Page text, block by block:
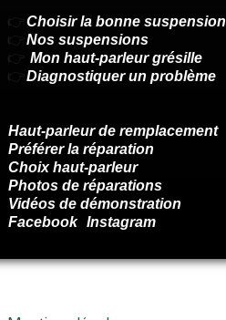
👉 Choisir la bonne suspension
👉 Nos suspensions
👉 Mon haut-parleur grésille
👉 Diagnostiquer un problème
Haut-parleur de remplacement
Préférer la réparation
Choix haut-parleur
Photos de réparations
Vidéos de démonstration
Facebook Instagram